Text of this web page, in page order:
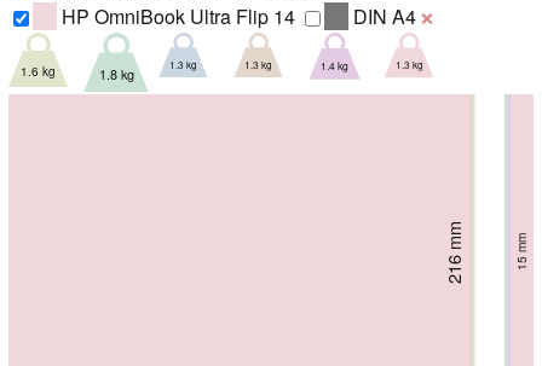
HP OmniBook Ultra Flip 14
DIN A4 ❌
222.1 mm 16.64 mm
1.6 kg
217.9 mm 19.9 mm
1.8 kg
220 mm 15.9 mm
1.3 kg
220 mm 15.9 mm
1.3 kg
220 mm 17.5 mm
1.4 kg
216 mm 15 mm
1.3 kg